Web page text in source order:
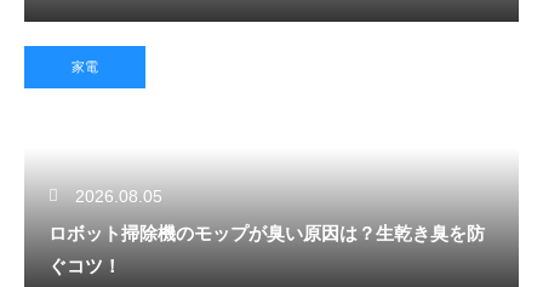
家電
2026.08.05
ロボット掃除機のモップが臭い原因は？生乾き臭を防
ぐコツ！